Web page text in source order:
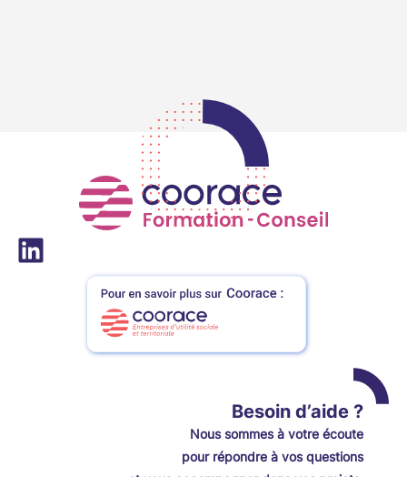
Besoin d’aide ?
Noussommes à votre écoute
pour répondre à vos questions